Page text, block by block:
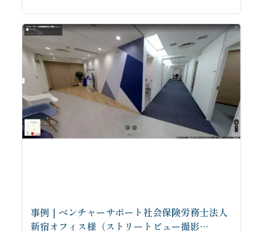
事例｜ベンチャーサポート社会保険労務士法人
新宿オフィス様（ストリートビュー撮影…